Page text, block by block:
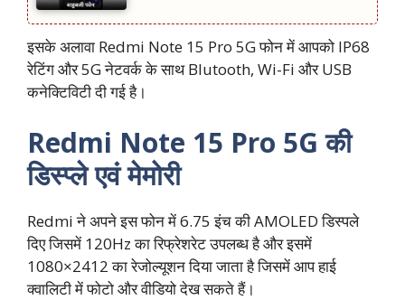
इसके अलावा Redmi Note 15 Pro 5G फोन में आपको IP68
रेटिंग और 5G नेटवर्क के साथ Blutooth, Wi-Fi और USB
कनेक्टिविटी दी गई है।
Redmi Note 15 Pro 5G की
डिस्प्ले एवं मेमोरी
Redmi ने अपने इस फोन में 6.75 इंच की AMOLED डिस्पले
दिए जिसमें 120Hz का रिफ्रेशरेट उपलब्ध है और इसमें
1080×2412 का रेजोल्यूशन दिया जाता है जिसमें आप हाई
क्वालिटी में फोटो और वीडियो देख सकते हैं।